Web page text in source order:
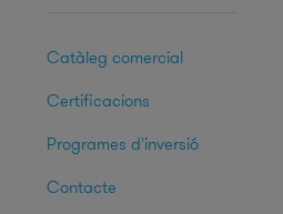
Catàleg comercial
Certificacions
Programes d'inversió
Contacte